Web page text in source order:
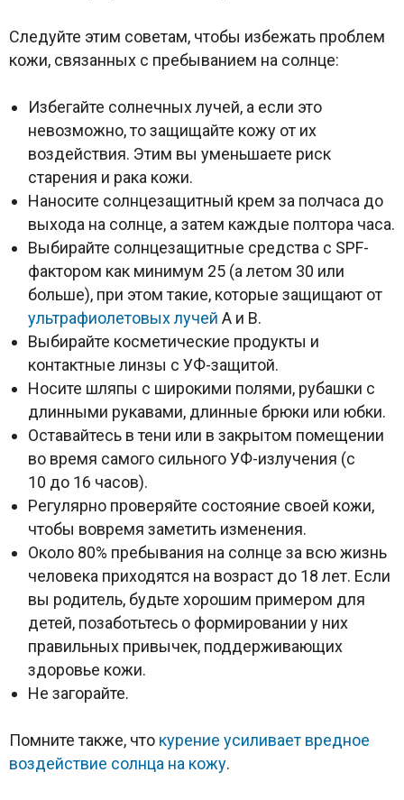
Следуйте этим советам, чтобы избежать проблем
кожи, связанных с пребыванием на солнце:
Избегайте солнечных лучей, а если это
невозможно, то защищайте кожу от их
воздействия. Этим вы уменьшаете риск
старения и рака кожи.
Наносите солнцезащитный крем за полчаса до
выхода на солнце, а затем каждые полтора часа.
Выбирайте солнцезащитные средства с SPF-
фактором как минимум 25 (а летом 30 или
больше), при этом такие, которые защищают от
ультрафиолетовых лучей А и В.
Выбирайте косметические продукты и
контактные линзы с УФ-защитой.
Носите шляпы с широкими полями, рубашки с
длинными рукавами, длинные брюки или юбки.
Оставайтесь в тени или в закрытом помещении
во время самого сильного УФ-излучения (с
10 до 16 часов).
Регулярно проверяйте состояние своей кожи,
чтобы вовремя заметить изменения.
Около 80% пребывания на солнце за всю жизнь
человека приходятся на возраст до 18 лет. Если
вы родитель, будьте хорошим примером для
детей, позаботьтесь о формировании у них
правильных привычек, поддерживающих
здоровье кожи.
Не загорайте.
Помните также, что курение усиливает вредное
воздействие солнца на кожу.